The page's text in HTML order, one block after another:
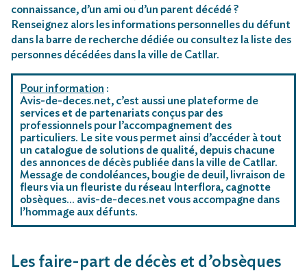
connaissance, d’un ami ou d’un parent décédé ?
Renseignez alors les informations personnelles du défunt
dans la barre de recherche dédiée ou consultez la liste des
personnes décédées dans la ville de Catllar.
Pour information :
Avis-de-deces.net, c’est aussi une plateforme de
services et de partenariats conçus par des
professionnels pour l’accompagnement des
particuliers. Le site vous permet ainsi d’accéder à tout
un catalogue de solutions de qualité, depuis chacune
des annonces de décès publiée dans la ville de Catllar.
Message de condoléances, bougie de deuil, livraison de
fleurs via un fleuriste du réseau Interflora, cagnotte
obsèques… avis-de-deces.net vous accompagne dans
l’hommage aux défunts.
Les faire-part de décès et d’obsèques